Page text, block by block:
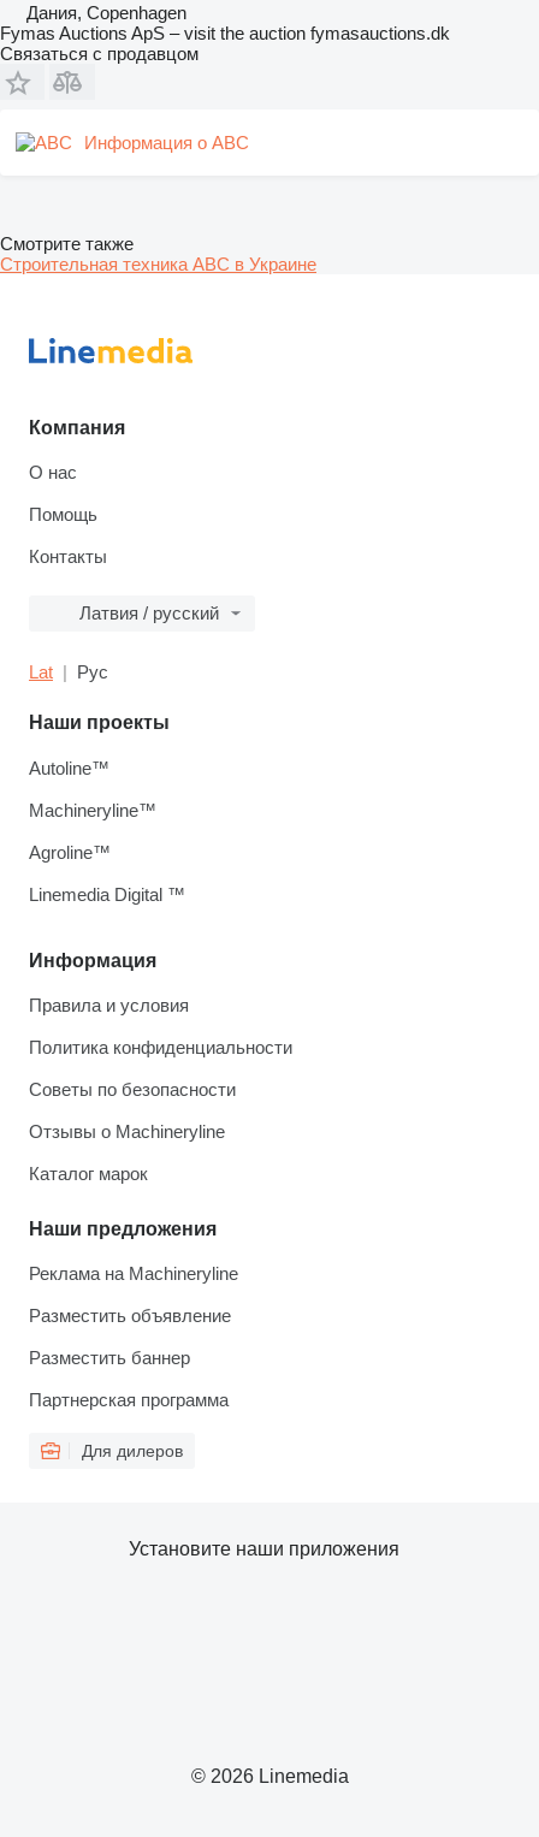
Дания, Copenhagen
Fymas Auctions ApS – visit the auction fymasauctions.dk
Связаться с продавцом
Информация о ABC
Смотрите также
Строительная техника ABC в Украине
Компания
О нас
Помощь
Контакты
Латвия / русский
Lat Рус
Информация
Правила и условия
Политика конфиденциальности
Советы по безопасности
Отзывы о Machineryline
Каталог марок
Наши предложения
Реклама на Machineryline
Разместить объявление
Разместить баннер
Партнерская программа
Для дилеров
Наши проекты
Autoline™
Machineryline™
Agroline™
Linemedia Digital ™
© 2026 Linemedia
Установите наши приложения